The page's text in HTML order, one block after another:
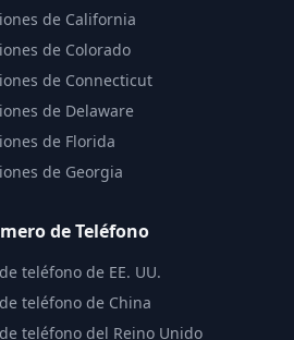
de California
de Colorado
de Connecticut
de Delaware
de Florida
de Georgia
de Teléfono
teléfono de EE. UU.
teléfono de China
teléfono del Reino Unido